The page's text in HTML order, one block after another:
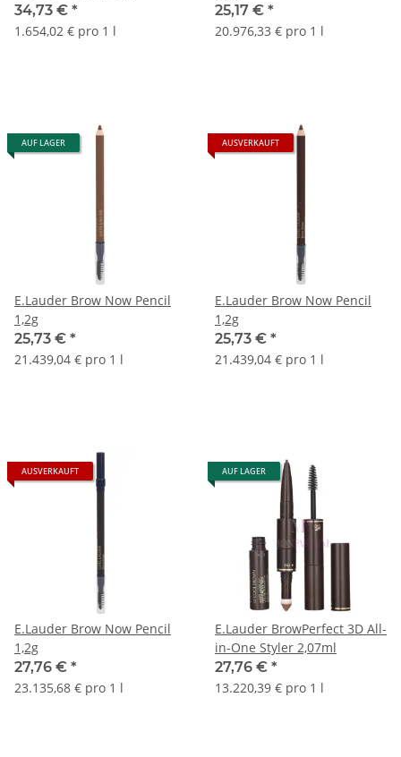
34,73 € *
1.654,02 € pro 1 l
25,17 € *
20.976,33 € pro 1 l
AUF LAGER
E.Lauder Brow Now Pencil
1,2g
25,73 € *
21.439,04 € pro 1 l
AUSVERKAUFT
E.Lauder Brow Now Pencil
1,2g
25,73 € *
21.439,04 € pro 1 l
AUSVERKAUFT
E.Lauder Brow Now Pencil
1,2g
27,76 € *
23.135,68 € pro 1 l
AUF LAGER
E.Lauder BrowPerfect 3D All-
in-One Styler 2,07ml
27,76 € *
13.220,39 € pro 1 l